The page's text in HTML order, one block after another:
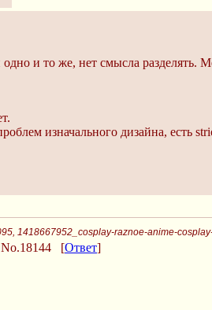
и то же, нет смысла
изначального дизайна, есть
1418667952_cosplay-raznoe-anime-
No.18144 [Ответ]